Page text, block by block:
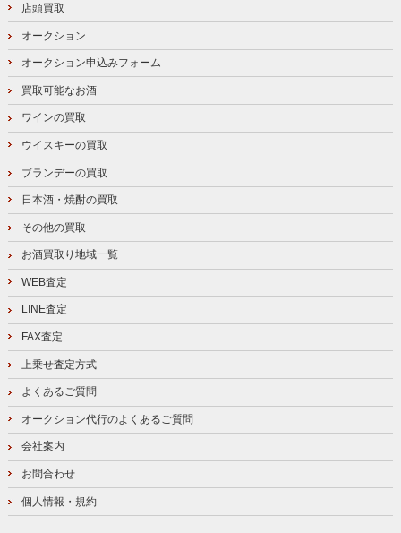
店頭買取
オークション
オークション申込みフォーム
買取可能なお酒
ワインの買取
ウイスキーの買取
ブランデーの買取
日本酒・焼酎の買取
その他の買取
お酒買取り地域一覧
WEB査定
LINE査定
FAX査定
上乗せ査定方式
よくあるご質問
オークション代行のよくあるご質問
会社案内
お問合わせ
個人情報・規約